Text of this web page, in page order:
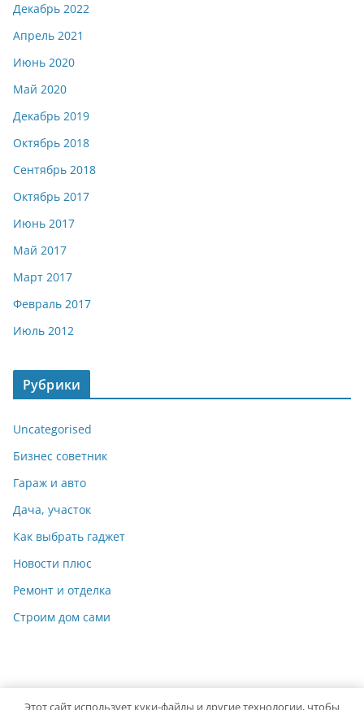
Декабрь 2022
Апрель 2021
Июнь 2020
Май 2020
Декабрь 2019
Октябрь 2018
Сентябрь 2018
Октябрь 2017
Июнь 2017
Май 2017
Март 2017
Февраль 2017
Июль 2012
Рубрики
Uncategorised
Бизнес советник
Гараж и авто
Дача, участок
Как выбрать гаджет
Новости плюс
Ремонт и отделка
Строим дом сами
Этот сайт использует куки-файлы и другие технологии, чтобы